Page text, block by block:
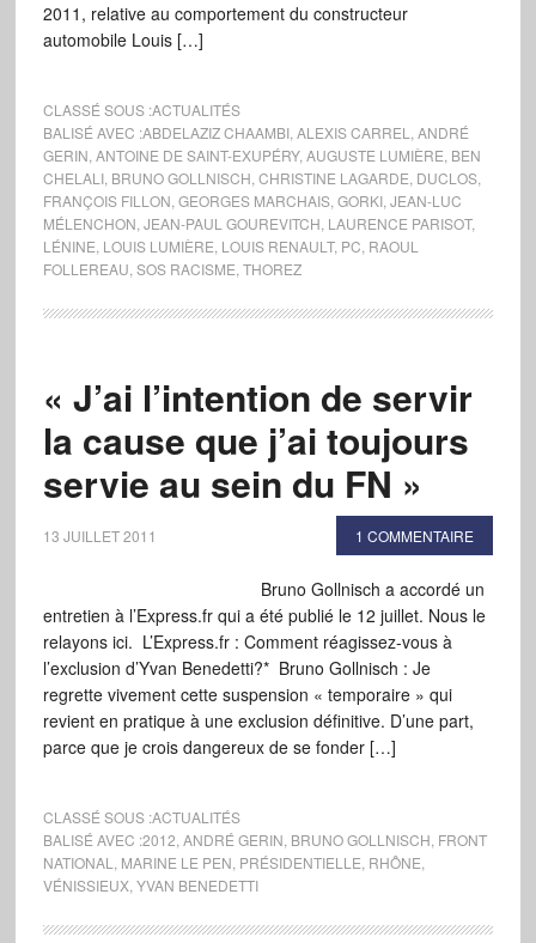
2011, relative au comportement du constructeur
automobile Louis […]
CLASSÉ SOUS :ACTUALITÉS
BALISÉ AVEC :ABDELAZIZ CHAAMBI, ALEXIS CARREL
ANDRÉ
GERIN ANTOINE DE SAINT-EXUPÉRY, AUGUSTE LUMIÈRE BEN
CHELALI, BRUNO GOLLNISCH CHRISTINE LAGARDE DUCLOS,
FRANÇOIS FILLON GEORGES MARCHAIS, GORKI, JEAN-LUC
MÉLENCHON JEAN-PAUL GOUREVITCH LAURENCE PARISOT,
LÉNINE LOUIS LUMIÈRE LOUIS RENAULT, PC RAOUL
FOLLEREAU SOS RACISME THOREZ
« J’ai l’intention de servir
la cause que j’ai toujours
servie au sein du FN »
13 JUILLET 2011 1 COMMENTAIRE
Bruno Gollnisch a accordé un
entretien à l’Express.fr qui a été publié le 12 juillet. Nous le
relayons ici. L’Express.fr : Comment réagissez-vous à
l’exclusion d’Yvan Benedetti?* Bruno Gollnisch : Je
regrette vivement cette suspension « temporaire » qui
revient en pratique à une exclusion définitive. D’une part,
parce que je crois dangereux de se fonder […]
CLASSÉ SOUS :ACTUALITÉS
BALISÉ AVEC :2012 ANDRÉ GERIN BRUNO GOLLNISCH FRONT
NATIONAL
MARINE LE PEN PRÉSIDENTIELLE RHÔNE
VÉNISSIEUX, YVAN BENEDETTI